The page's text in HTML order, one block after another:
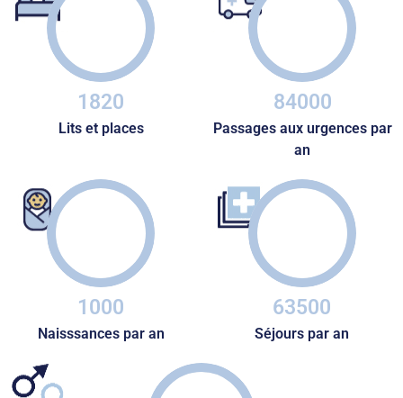
1820
Lits et places
84000
Passages aux urgences par
an
1000
Naisssances par an
63500
Séjours par an